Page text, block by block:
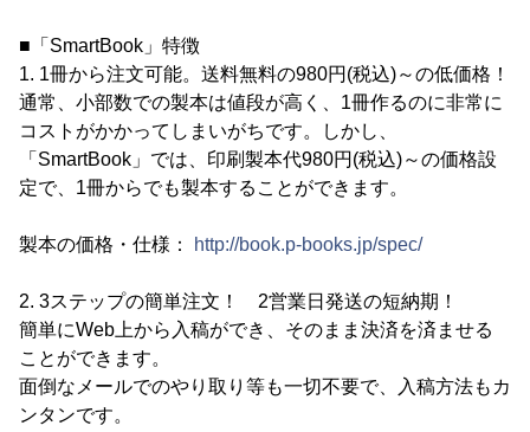
■「SmartBook」特徴
1. 1冊から注文可能。送料無料の980円(税込)～の低価格！
通常、小部数での製本は値段が高く、1冊作るのに非常に
コストがかかってしまいがちです。しかし、
「SmartBook」では、印刷製本代980円(税込)～の価格設
定で、1冊からでも製本することができます。
製本の価格・仕様： http://book.p-books.jp/spec/
2. 3ステップの簡単注文！ 2営業日発送の短納期！
簡単にWeb上から入稿ができ、そのまま決済を済ませる
ことができます。
面倒なメールでのやり取り等も一切不要で、入稿方法もカ
ンタンです。